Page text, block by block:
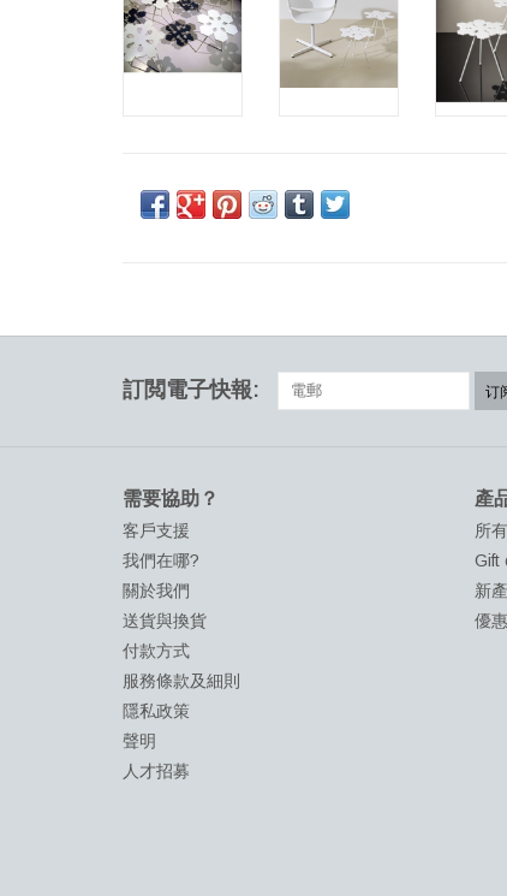
訂閲電子快報: 订
需要協助？
客戶支援
我們在哪?
關於我們
送貨與換貨
付款方式
服務條款及細則
隱私政策
聲明
人才招募
產
所
Gift
新
優惠